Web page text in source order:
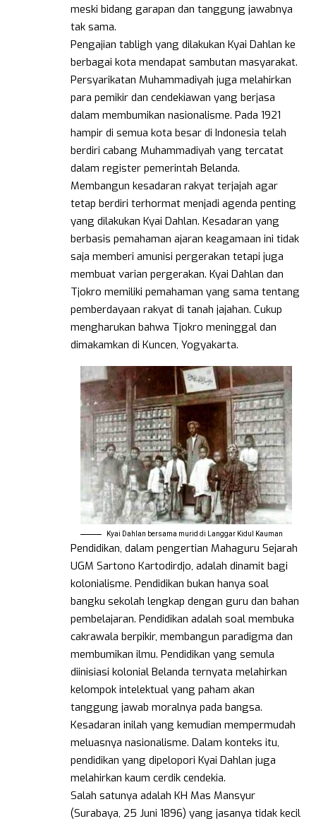
meski bidang garapan dan tanggung jawabnya
tak sama.
Pengajian tabligh yang dilakukan Kyai Dahlan ke
berbagai kota mendapat sambutan masyarakat.
Persyarikatan Muhammadiyah juga melahirkan
para pemikir dan cendekiawan yang berjasa
dalam membumikan nasionalisme. Pada 1921
hampir di semua kota besar di Indonesia telah
berdiri cabang Muhammadiyah yang tercatat
dalam register pemerintah Belanda.
Membangun kesadaran rakyat terjajah agar
tetap berdiri terhormat menjadi agenda penting
yang dilakukan Kyai Dahlan. Kesadaran yang
berbasis pemahaman ajaran keagamaan ini tidak
saja memberi amunisi pergerakan tetapi juga
membuat varian pergerakan. Kyai Dahlan dan
Tjokro memiliki pemahaman yang sama tentang
pemberdayaan rakyat di tanah jajahan. Cukup
mengharukan bahwa Tjokro meninggal dan
dimakamkan di Kuncen, Yogyakarta.
Kyai Dahlan bersama murid di Langgar Kidul Kauman
Pendidikan, dalam pengertian Mahaguru Sejarah
UGM Sartono Kartodirdjo, adalah dinamit bagi
kolonialisme. Pendidikan bukan hanya soal
bangku sekolah lengkap dengan guru dan bahan
pembelajaran. Pendidikan adalah soal membuka
cakrawala berpikir, membangun paradigma dan
membumikan ilmu. Pendidikan yang semula
diinisiasi kolonial Belanda ternyata melahirkan
kelompok intelektual yang paham akan
tanggung jawab moralnya pada bangsa.
Kesadaran inilah yang kemudian mempermudah
meluasnya nasionalisme. Dalam konteks itu,
pendidikan yang dipelopori Kyai Dahlan juga
melahirkan kaum cerdik cendekia.
Salah satunya adalah KH Mas Mansyur
(Surabaya, 25 Juni 1896) yang jasanya tidak kecil